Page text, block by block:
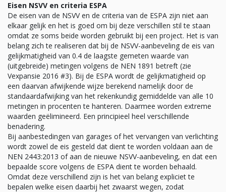
Eisen NSVV en criteria ESPA
De eisen van de NSVV en de criteria van de ESPA zijn niet aan
elkaar gelijk en het is goed om bij deze verschillen stil te staan
omdat ze soms beide worden gebruikt bij een project. Het is van
belang zich te realiseren dat bij de NSVV-aanbeveling de eis van
gelijkmatigheid van 0.4 de laagste gemeten waarde van
(uitgebreide) metingen volgens de NEN 1891 betreft (zie
Vexpansie 2016 #3). Bij de ESPA wordt de gelijkmatigheid op
een daarvan afwijkende wijze berekend namelijk door de
standaardafwijking van het rekenkundig gemiddelde van alle 10
metingen in procenten te hanteren. Daarmee worden extreme
waarden geëlimineerd. Een principieel heel verschillende
benadering.
Bij aanbestedingen van garages of het vervangen van verlichting
wordt zowel de eis gesteld dat dient te worden voldaan aan de
NEN 2443:2013 of aan de nieuwe NSVV-aanbeveling, en dat een
bepaalde score volgens de ESPA dient te worden behaald.
Omdat deze verschillend zijn is het van belang expliciet te
bepalen welke eisen daarbij het zwaarst wegen, zodat